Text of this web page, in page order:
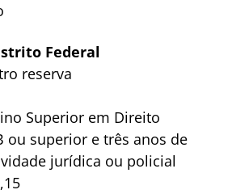
Federal
reserva
Superior em Direito
ou superior e três anos de
jurídica ou policial